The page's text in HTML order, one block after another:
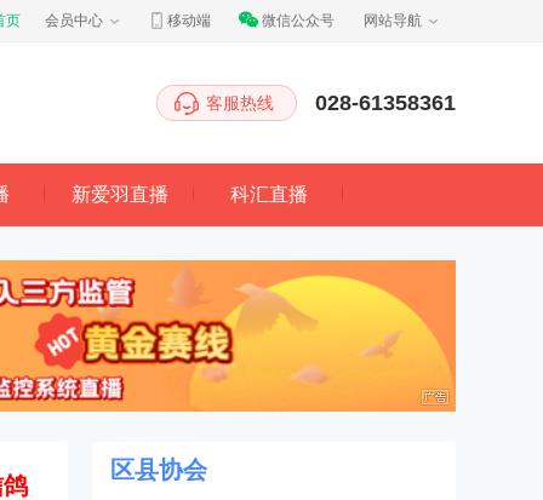
页 会员中心 移动端 微信公众号 网站导航
客服热线 028-61358361
新爱羽直播 科汇直播
区县协会